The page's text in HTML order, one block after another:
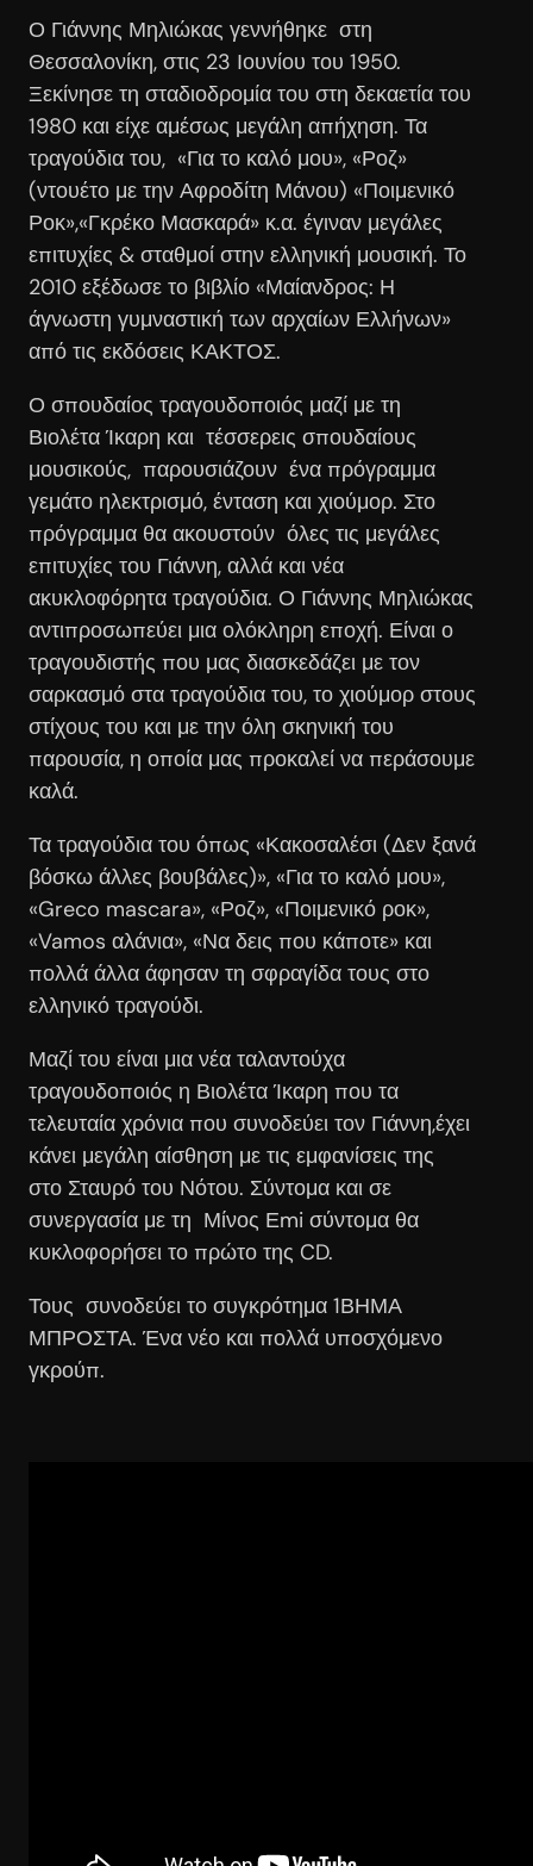
Ο Γιάννης Μηλιώκας γεννήθηκε στη
Θεσσαλονίκη, στις 23 Ιουνίου του 1950.
Ξεκίνησε τη σταδιοδρομία του στη δεκαετία του
1980 και είχε αμέσως μεγάλη απήχηση. Τα
τραγούδια του, «Για το καλό μου», «Ροζ»
(ντουέτο με την Αφροδίτη Μάνου) «Ποιμενικό
Ροκ»,«Γκρέκο Μασκαρά» κ.α. έγιναν μεγάλες
επιτυχίες & σταθμοί στην ελληνική μουσική. Το
2010 εξέδωσε το βιβλίο «Μαίανδρος: Η
άγνωστη γυμναστική των αρχαίων Ελλήνων»
από τις εκδόσεις ΚΑΚΤΟΣ.
Ο σπουδαίος τραγουδοποιός μαζί με τη
Βιολέτα Ίκαρη και τέσσερεις σπουδαίους
μουσικούς, παρουσιάζουν ένα πρόγραμμα
γεμάτο ηλεκτρισμό, ένταση και χιούμορ. Στο
πρόγραμμα θα ακουστούν όλες τις μεγάλες
επιτυχίες του Γιάννη, αλλά και νέα
ακυκλοφόρητα τραγούδια. Ο Γιάννης Μηλιώκας
αντιπροσωπεύει μια ολόκληρη εποχή. Είναι ο
τραγουδιστής που μας διασκεδάζει με τον
σαρκασμό στα τραγούδια του, το χιούμορ στους
στίχους του και με την όλη σκηνική του
παρουσία, η οποία μας προκαλεί να περάσουμε
καλά.
Τα τραγούδια του όπως «Κακοσαλέσι (Δεν ξανά
βόσκω άλλες βουβάλες)», «Για το καλό μου»,
«Greco mascara», «Ροζ», «Ποιμενικό ροκ»,
«Vamos αλάνια», «Να δεις που κάποτε» και
πολλά άλλα άφησαν τη σφραγίδα τους στο
ελληνικό τραγούδι.
Μαζί του είναι μια νέα ταλαντούχα
τραγουδοποιός η Βιολέτα Ίκαρη που τα
τελευταία χρόνια που συνοδεύει τον Γιάννη,έχει
κάνει μεγάλη αίσθηση με τις εμφανίσεις της
στο Σταυρό του Νότου. Σύντομα και σε
συνεργασία με τη Μίνος Εmi σύντομα θα
κυκλοφορήσει το πρώτο της CD.
Τους συνοδεύει το συγκρότημα 1ΒΗΜΑ
ΜΠΡΟΣΤΑ. Ένα νέο και πολλά υποσχόμενο
γκρούπ.